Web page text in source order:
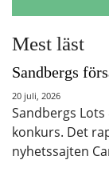
Mest läst
Sandbergs
20 juli, 2026
Sandbergs
konkurs. Det
nyhetssajten